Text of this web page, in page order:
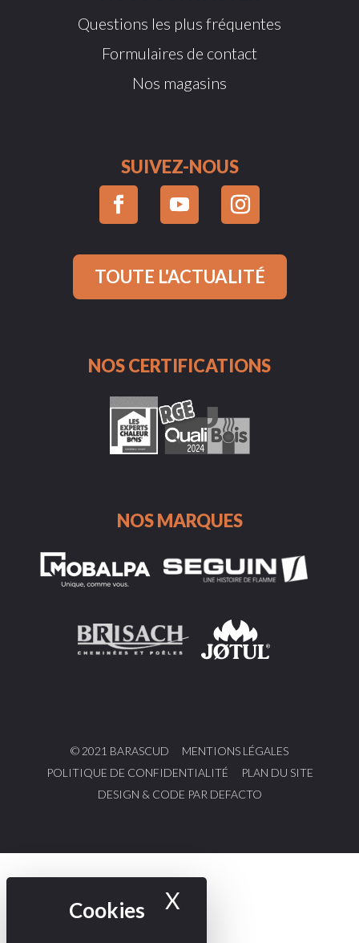
X
Questions les plus fréquentes
Formulaires de contact
Nos magasins
SUIVEZ-NOUS
TOUTE L'ACTUALITÉ
NOS CERTIFICATIONS
NOS MARQUES
© 2021 BARASCUD
MENTIONS LÉGALES
POLITIQUE DE CONFIDENTIALITÉ
PLAN DU SITE
DESIGN & CODE PAR DEFACTO